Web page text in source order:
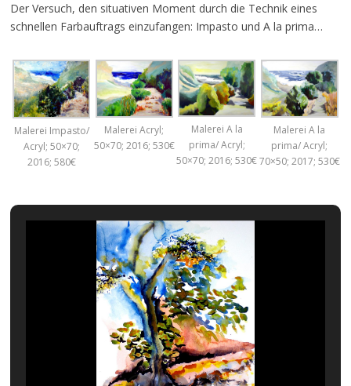
Der Versuch, den situativen Moment durch die Technik eines
schnellen Farbauftrags einzufangen: Impasto und A la prima…
Malerei Impasto/
Acryl; 50×70;
2016; 580€
Malerei Acryl;
50×70; 2016; 530€
Malerei A la
prima/ Acryl;
50×70; 2016; 530€
Malerei A la
prima/ Acryl;
70×50; 2017; 530€